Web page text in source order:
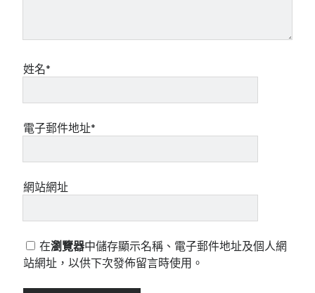
姓名*
電子郵件地址*
網站網址
在瀏覽器中儲存顯示名稱、電子郵件地址及個人網
站網址，以供下次發佈留言時使用。